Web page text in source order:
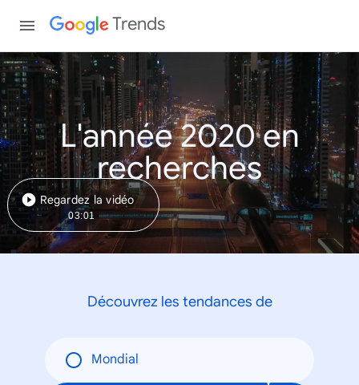
Trends
L'année 2020 en
recherches
Regardez la vidéo
03:01
Découvrez les tendances de
Mondial